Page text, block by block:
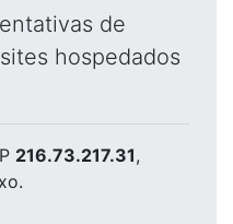
de
hospedados
216.73.217.31,